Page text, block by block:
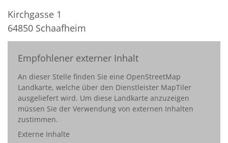
Kirchgasse 1
64850 Schaafheim
Empfohlener externer Inhalt
An dieser Stelle finden Sie eine OpenStreetMap
Landkarte, welche über den Dienstleister MapTiler
ausgeliefert wird. Um diese Landkarte anzuzeigen
müssen Sie der Verwendung von externen Inhalten
zustimmen.
Externe Inhalte